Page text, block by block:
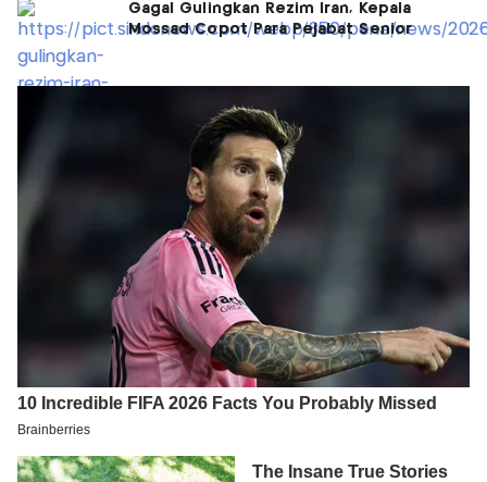
Gagal Gulingkan Rezim Iran, Kepala
Mossad Copot Para Pejabat Senior